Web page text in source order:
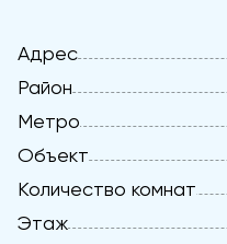
Адрес
Район
Метро
Объект
Количество комнат
Этаж